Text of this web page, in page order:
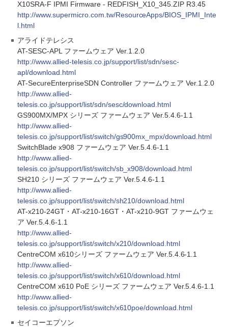
X10SRA-F IPMI Firmware - REDFISH_X10_345.ZIP R3.45
http://www.supermicro.com.tw/ResourceApps/BIOS_IPMI_Inte
l.html
アライドテレシス
AT-SESC-APL ファームウェア Ver.1.2.0
http://www.allied-telesis.co.jp/support/list/sdn/sesc-
apl/download.html
AT-SecureEnterpriseSDN Controller ファームウェア Ver.1.2.0
http://www.allied-
telesis.co.jp/support/list/sdn/sesc/download.html
GS900MX/MPX シリーズ ファームウェア Ver.5.4.6-1.1
http://www.allied-
telesis.co.jp/support/list/switch/gs900mx_mpx/download.html
SwitchBlade x908 ファームウェア Ver.5.4.6-1.1
http://www.allied-
telesis.co.jp/support/list/switch/sb_x908/download.html
SH210 シリーズ ファームウェア Ver.5.4.6-1.1
http://www.allied-
telesis.co.jp/support/list/switch/sh210/download.html
AT-x210-24GT・AT-x210-16GT・AT-x210-9GT ファームウェ
ア Ver.5.4.6-1.1
http://www.allied-
telesis.co.jp/support/list/switch/x210/download.html
CentreCOM x610シリーズ ファームウェア Ver.5.4.6-1.1
http://www.allied-
telesis.co.jp/support/list/switch/x610/download.html
CentreCOM x610 PoE シリーズ ファームウェア Ver.5.4.6-1.1
http://www.allied-
telesis.co.jp/support/list/switch/x610poe/download.html
セイコーエプソン